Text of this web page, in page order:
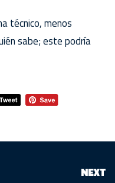
técnico, menos
sabe; este podría
NEXT